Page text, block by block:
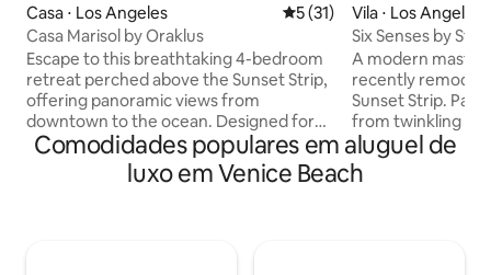
Casa ⋅ Los Angeles 5 de uma avaliação média
5 (31)
Casa Marisol by Oraklus
Escape to this breathtaking 4-bedroom
retreat perched above the Sunset Strip,
offering panoramic views from
downtown to the ocean. Designed for
unforgettable gatherings, the open-
concept layout features soaring wood-
beamed ceilings, sleek modern interiors,
Vila ⋅ Los Angeles
Six Senses by
A modern
recently
Sunset Strip.
from twinkling
Island. Offering a
Spacious Master
guest bedrooms.
Comodidades populares em aluguel de
luxo em Venice Beach